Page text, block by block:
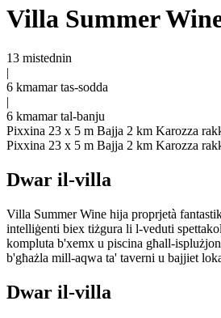
Villa Summer
13 mistednin
|
6 kmamar tas-sodda
|
6 kmamar tal-banju
Pixxina 23 x 5 m Bajja 2 km Karozza
Pixxina 23 x 5 m Bajja 2 km Karozza
Dwar il-villa
Villa Summer Wine hija proprjetà
intelliġenti biex tiżgura li l-veduti
kompluta b'xemx u piscina għall-
b'għażla mill-aqwa ta' taverni u bajjiet
Dwar il-villa